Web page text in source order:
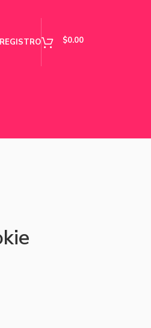
$0.00